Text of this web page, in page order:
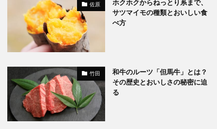
佐原
ホクホクからねっとり系まで、
サツマイモの種類とおいしい食
べ方
竹田
和牛のルーツ「但馬牛」とは？
その歴史とおいしさの秘密に迫
る